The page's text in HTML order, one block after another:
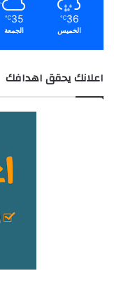
36
℃
الخميس
35
℃
الجمعة
اعلانك يحقق اهدافك